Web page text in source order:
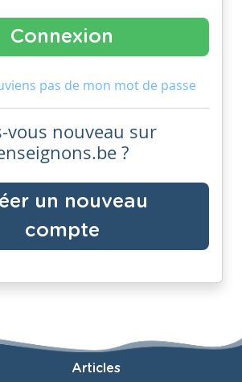
pas de mon mot de passe
vous nouveau sur
?
un nouveau
compte
Articles